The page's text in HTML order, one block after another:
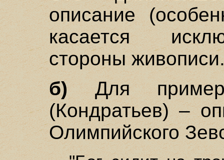
описание
касается
стороны
б)Для
(Кондратьев) –
Олимпийского